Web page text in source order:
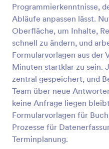
Programmierkenntnisse,
Abläufe anpassen lässt.
Oberfläche, um Inhalte,
schnell zu ändern, und
Formularvorlagen aus der
Minuten startklar zu sein.
zentral gespeichert, und
Team über neue
keine Anfrage liegen
Formularvorlagen für
Prozesse für
Terminplanung.
Online
Dieses umfassende
Fahrten kann für jede
Fahrten wie
und Hol-Diensten
die Gäste Orte, Datum
gewünschten Fahrt
Kontaktinformationen
anpassbaren Tools und
eigenes Formular mit
erstellen. Fügen Sie Ihr
und Farben hinzu und
Go to Category:
Vorlage